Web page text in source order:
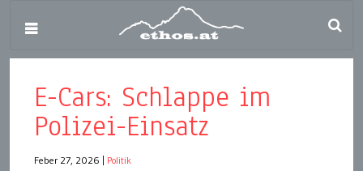
E-Cars: Schlappe im
Polizei-Einsatz
Feber 27, 2026 Politik